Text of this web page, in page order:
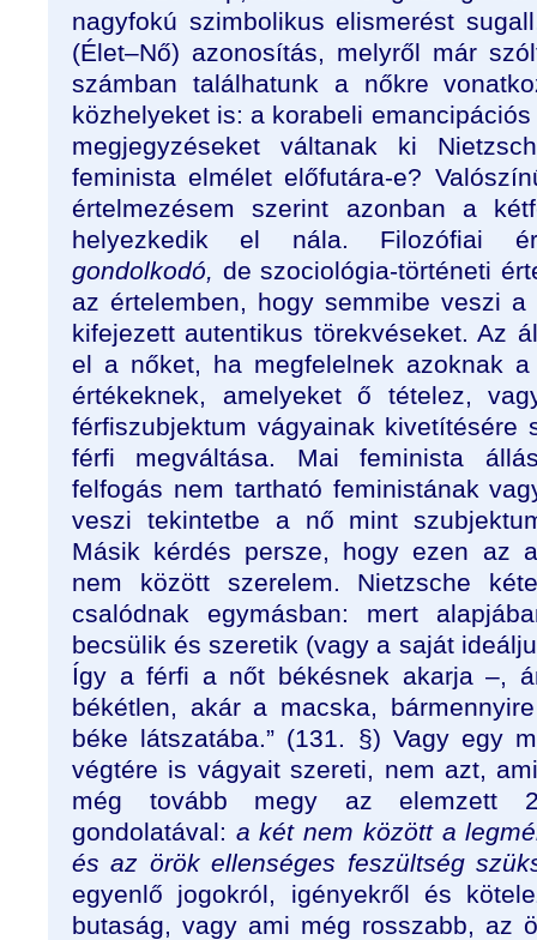
nagyfokú szimbolikus elismerést
(Élet–Nő) azonosítás, melyről már
számban találhatunk a nőkre
közhelyeket is: a korabeli
megjegyzéseket váltanak ki
feminista elmélet előfutára-e?
értelmezésem szerint azonban a
helyezkedik el nála. Filozófiai
gondolkodó, de szociológia-történeti
az értelemben, hogy semmibe veszi
kifejezett autentikus törekvéseket. Az
el a nőket, ha megfelelnek azoknak a
értékeknek, amelyeket ő tételez,
férfiszubjektum vágyainak kivetítésére
férfi megváltása. Mai feminista
felfogás nem tartható feministának
veszi tekintetbe a nő mint
Másik kérdés persze, hogy ezen az
nem között szerelem. Nietzsche
csalódnak egymásban: mert
becsülik és szeretik (vagy a saját
Így a férfi a nőt békésnek akarja –,
békétlen, akár a macska,
béke látszatába.” (131. §) Vagy egy
végtére is vágyait szereti, nem azt,
még tovább megy az elemzett
gondolatával: a két nem között a
és az örök ellenséges feszültség
egyenlő jogokról, igényekről és
butaság, vagy ami még rosszabb, az